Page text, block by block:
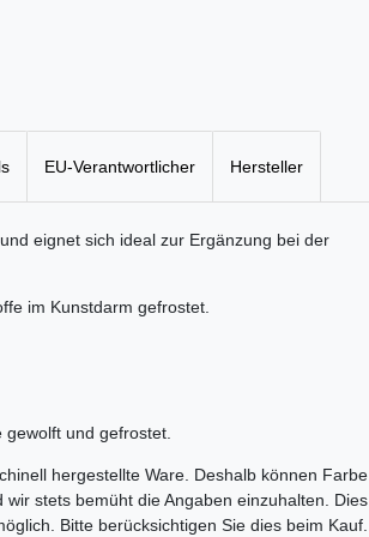
EU-Verantwortlicher Hersteller
eignet sich ideal zur Ergänzung bei der
im Kunstdarm gefrostet.
und gefrostet.
hergestellte Ware. Deshalb können Farbe
stets bemüht die Angaben einzuhalten. Dies
Bitte berücksichtigen Sie dies beim Kauf.